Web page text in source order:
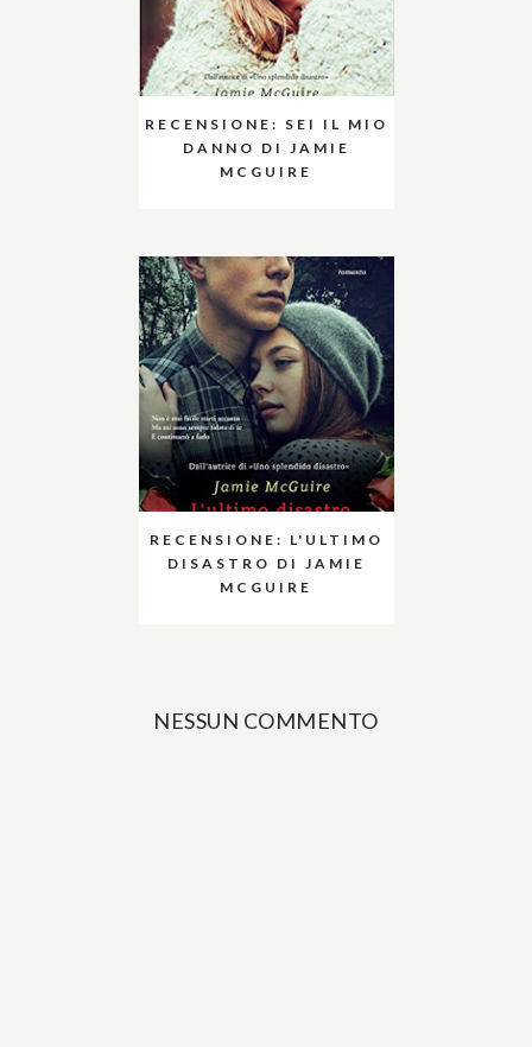
RECENSIONE: SEI IL MIO
DANNO DI JAMIE
MCGUIRE
RECENSIONE: L'ULTIMO
DISASTRO DI JAMIE
MCGUIRE
NESSUN COMMENTO